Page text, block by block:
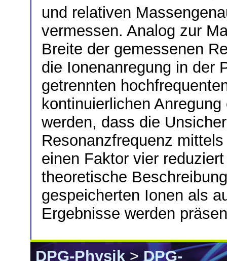
und relativen
vermessen. Analog zur
Breite der gemessenen
die Ionenanregung in der
getrennten
kontinuierlichen
werden, dass die
Resonanzfrequenz
einen Faktor vier
theoretische
gespeicherten Ionen als
Ergebnisse werden
DPG-Physik>DPG-